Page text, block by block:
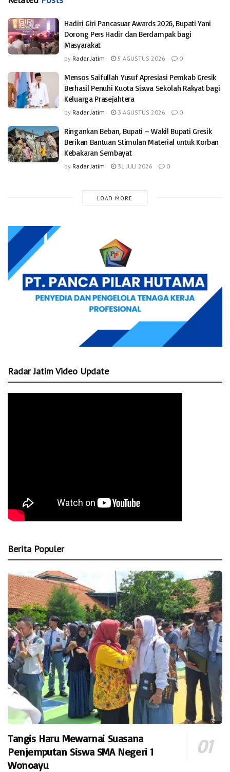
Hadiri Giri Pancasuar Awards 2026, Bupati Yani
Dorong Pers Hadir dan Berdampak bagi
Masyarakat
by Radar Jatim 5 AGUSTUS 2026 0
Mensos Saifullah Yusuf Apresiasi Pemkab Gresik
Berhasil Penuhi Kuota Siswa Sekolah Rakyat bagi
Keluarga Prasejahtera
by Radar Jatim 3 AGUSTUS 2026 0
Ringankan Beban, Bupati – Wakil Bupati Gresik
Berikan Bantuan Stimulan Material untuk Korban
Kebakaran Sembayat
by Radar Jatim 31 JULI 2026 0
LOAD MORE
Radar Jatim Video Update
Berita Populer
Tangis Haru Mewarnai Suasana
Penjemputan Siswa SMA Negeri 1
Wonoayu